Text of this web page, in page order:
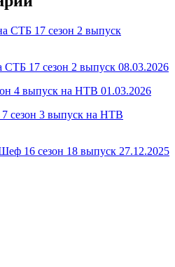
СТБ 17 сезон 2 выпуск
17 сезон 2 выпуск 08.03.2026
4 выпуск на НТВ 01.03.2026
сезон 3 выпуск на НТВ
16 сезон 18 выпуск 27.12.2025